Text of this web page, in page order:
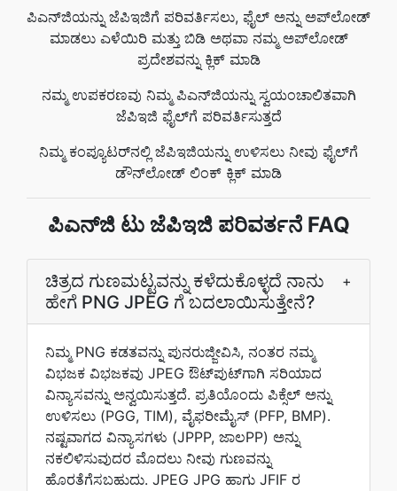
ಪಿಎನ್‌ಜಿಯನ್ನು ಜೆಪಿಇಜಿಗೆ ಪರಿವರ್ತಿಸಲು, ಫೈಲ್ ಅನ್ನು ಅಪ್‌ಲೋಡ್
ಮಾಡಲು ಎಳೆಯಿರಿ ಮತ್ತು ಬಿಡಿ ಅಥವಾ ನಮ್ಮ ಅಪ್‌ಲೋಡ್
ಪ್ರದೇಶವನ್ನು ಕ್ಲಿಕ್ ಮಾಡಿ
ನಮ್ಮ ಉಪಕರಣವು ನಿಮ್ಮ ಪಿಎನ್‌ಜಿಯನ್ನು ಸ್ವಯಂಚಾಲಿತವಾಗಿ
ಜೆಪಿಇಜಿ ಫೈಲ್‌ಗೆ ಪರಿವರ್ತಿಸುತ್ತದೆ
ನಿಮ್ಮ ಕಂಪ್ಯೂಟರ್‌ನಲ್ಲಿ ಜೆಪಿಇಜಿಯನ್ನು ಉಳಿಸಲು ನೀವು ಫೈಲ್‌ಗೆ
ಡೌನ್‌ಲೋಡ್ ಲಿಂಕ್ ಕ್ಲಿಕ್ ಮಾಡಿ
ಪಿಎನ್‌ಜಿ ಟು ಜೆಪಿಇಜಿ ಪರಿವರ್ತನೆ FAQ
ಚಿತ್ರದ ಗುಣಮಟ್ಟವನ್ನು ಕಳೆದುಕೊಳ್ಳದೆ ನಾನು
ಹೇಗೆ PNG JPEG ಗೆ ಬದಲಾಯಿಸುತ್ತೇನೆ?
+
ನಿಮ್ಮ PNG ಕಡತವನ್ನು ಪುನರುಜ್ಜೀವಿಸಿ, ನಂತರ ನಮ್ಮ
ವಿಭಜಕ ವಿಭಜಕವು JPEG ಔಟ್‌ಪುಟ್‌ಗಾಗಿ ಸರಿಯಾದ
ವಿನ್ಯಾಸವನ್ನು ಅನ್ವಯಿಸುತ್ತದೆ. ಪ್ರತಿಯೊಂದು ಪಿಕ್ಸೆಲ್‌ ಅನ್ನು
ಉಳಿಸಲು (PGG, TIM), ವೈಫರೀಮೈಸ್‌ (PFP, BMP).
ನಷ್ಟವಾಗದ ವಿನ್ಯಾಸಗಳು (JPPP, ಜಾಲPP) ಅನ್ನು
ನಕಲಿಳಿಸುವುದರ ಮೊದಲು ನೀವು ಗುಣವನ್ನು
ಹೊರತೆಗೆಸಬಹುದು. JPEG JPG ಹಾಗು JFIF ರ